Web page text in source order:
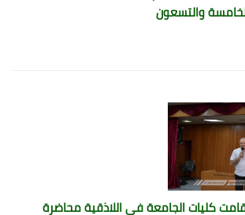
الخامسة والتسعون
كليات الجامعة في اللاذقية محاضرة